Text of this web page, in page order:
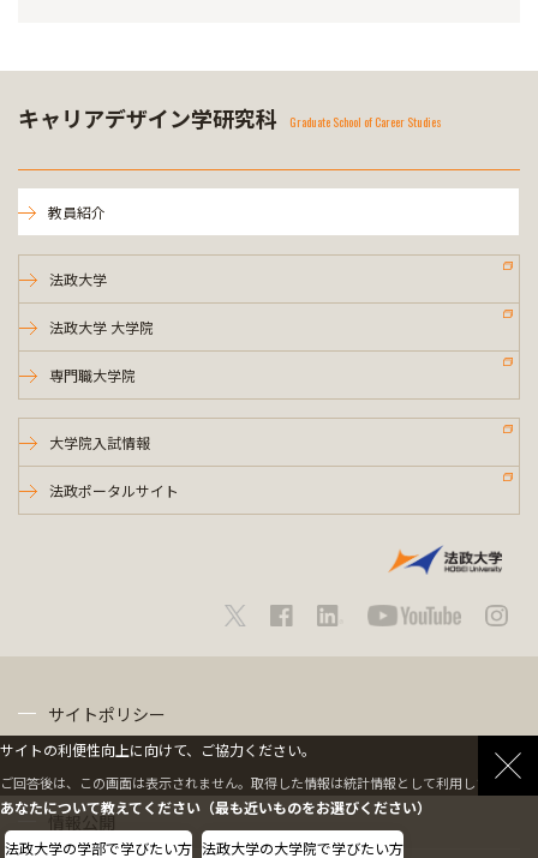
キャリアデザイン学研究科 Graduate School of Career Studies
教員紹介
法政大学
法政大学 大学院
専門職大学院
大学院入試情報
法政ポータルサイト
サイトポリシー
情報公開
サイトの利便性向上に向けて、ご協力ください。
ご回答後は、この画面は表示されません。取得した情報は統計情報として利用します。
あなたについて教えてください（最も近いものをお選びください）
法政大学の学部で学びたい方 法政大学の大学院で学びたい方